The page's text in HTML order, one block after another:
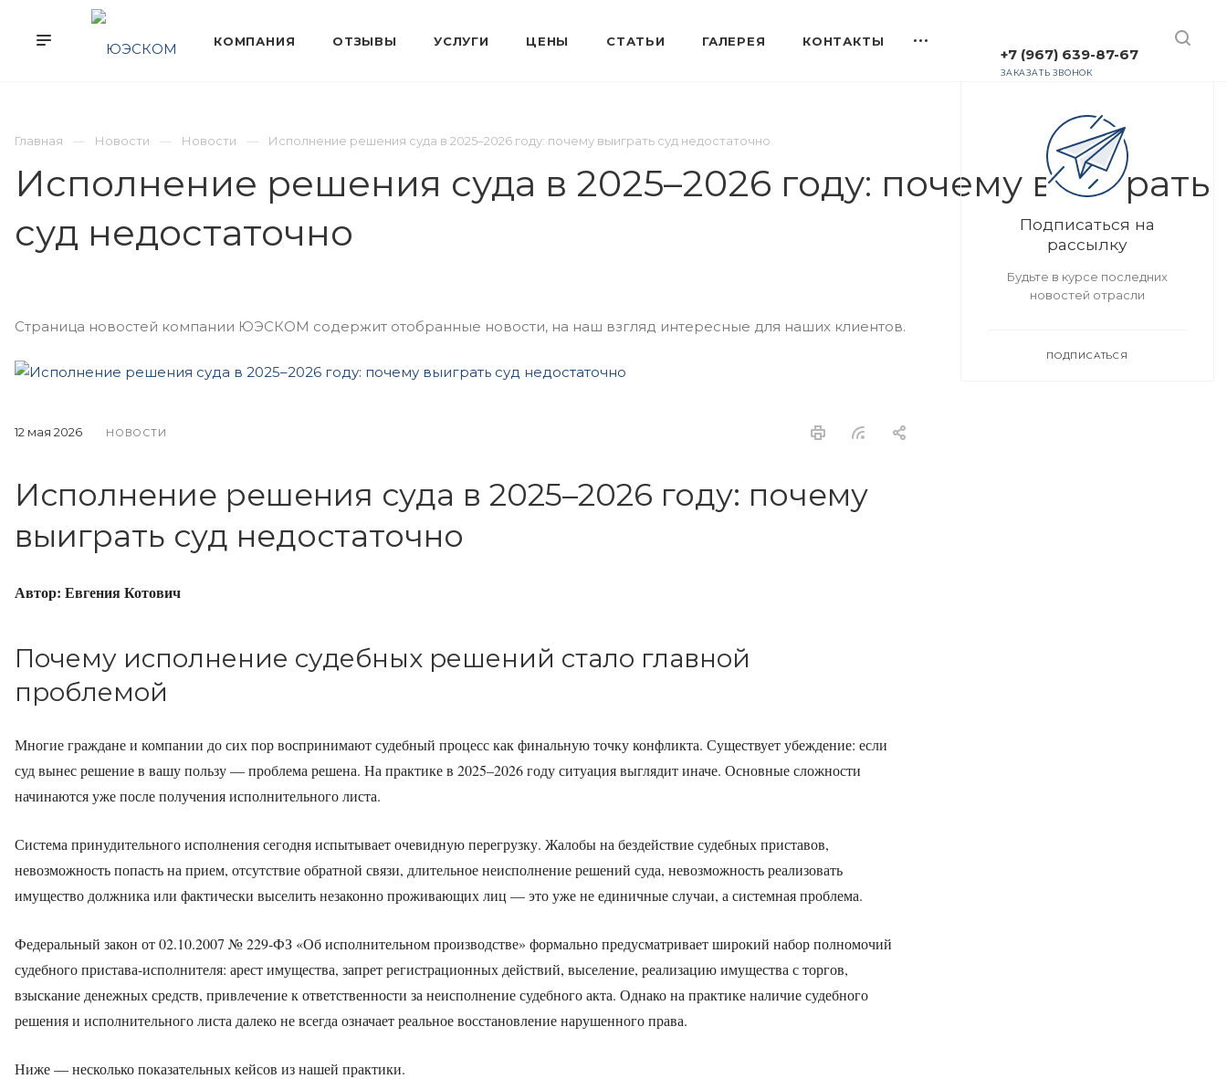
+7 (967) 639-87-67
ЗАКАЗАТЬ ЗВОНОК
Главная Новости Новости Исполнение решения суда в 2025–2026 году: почему выиграть суд недостаточно
Исполнение решения суда в 2025–2026 году: почему выиграть
суд недостаточно
Страница новостей компании ЮЭСКОМ содержит отобранные новости, на наш взгляд интересные для наших клиентов.
12 мая 2026 НОВОСТИ
Исполнение решения суда в 2025–2026 году: почему
выиграть суд недостаточно
Автор: Евгения Котович
Почему исполнение судебных решений стало главной
проблемой
Многие граждане и компании до сих пор воспринимают судебный процесс как финальную точку конфликта. Существует убеждение: если
суд вынес решение в вашу пользу — проблема решена. На практике в 2025–2026 году ситуация выглядит иначе. Основные сложности
начинаются уже после получения исполнительного листа.
Система принудительного исполнения сегодня испытывает очевидную перегрузку. Жалобы на бездействие судебных приставов,
невозможность попасть на прием, отсутствие обратной связи, длительное неисполнение решений суда, невозможность реализовать
имущество должника или фактически выселить незаконно проживающих лиц — это уже не единичные случаи, а системная проблема.
Федеральный закон от 02.10.2007 № 229-ФЗ «Об исполнительном производстве» формально предусматривает широкий набор полномочий
судебного пристава-исполнителя: арест имущества, запрет регистрационных действий, выселение, реализацию имущества с торгов,
взыскание денежных средств, привлечение к ответственности за неисполнение судебного акта. Однако на практике наличие судебного
решения и исполнительного листа далеко не всегда означает реальное восстановление нарушенного права.
Ниже — несколько показательных кейсов из нашей практики.
Подписаться на
рассылку
Будьте в курсе последних
новостей отрасли
ПОДПИСАТЬСЯ